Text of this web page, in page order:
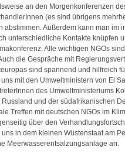
an den Morgenkonferenzen
(es sind übrigens
abstimmen. Außerdem kann man im
unterschiedliche Kontakte knüpfen
Alle wichtigen NGOs
die Gespräche mit
sind spannend und hilfreich
mit den Umweltministern von El
des Umweltministeriums
und der südafrikanischen
Treffen mit deutschen NGOs im
über den
in dem kleinen Wüstenstaat am
Meerwasserentsalzungsanlage an.